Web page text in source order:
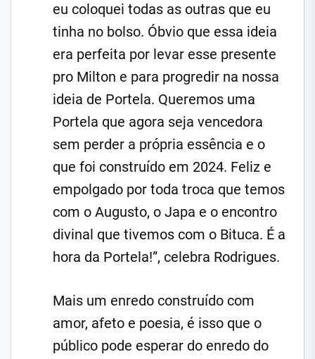
eu coloquei todas as outras que eu
tinha no bolso. Óbvio que essa ideia
era perfeita por levar esse presente
pro Milton e para progredir na nossa
ideia de Portela. Queremos uma
Portela que agora seja vencedora
sem perder a própria essência e o
que foi construído em 2024. Feliz e
empolgado por toda troca que temos
com o Augusto, o Japa e o encontro
divinal que tivemos com o Bituca. É a
hora da Portela!”, celebra Rodrigues.
Mais um enredo construído com
amor, afeto e poesia, é isso que o
público pode esperar do enredo do